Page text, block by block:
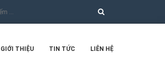
GIỚI THIỆU TIN TỨC LIÊN HỆ